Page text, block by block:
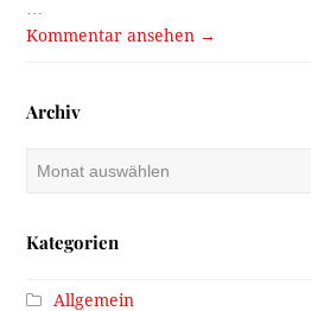
Kommentar ansehen →
Archiv
Kategorien
Allgemein